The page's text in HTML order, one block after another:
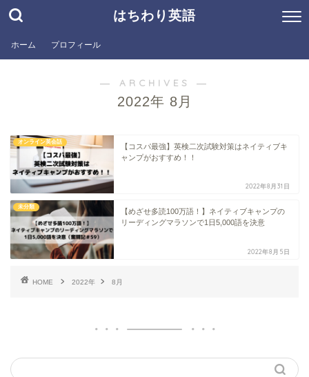
はちわり英語
ホーム プロフィール
― ARCHIVES ―
2022年 8月
オンライン英会話
【コスパ最強】英検二次試験対策はネイティブキ
ャンプがおすすめ！！
2022年8月31日
未分類
【めざせ多読100万語！】ネイティブキャンプの
リーディングマラソンで1日5,000語を決意
2022年8月5日
HOME 2022年 8月